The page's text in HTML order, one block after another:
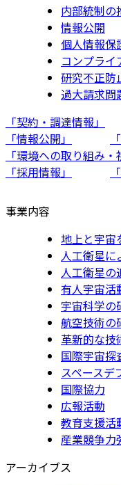
内部統制の
情報公開
個人情報保
コンプライ
研究不正防
過大請求問
「契約・調達情報」
「情報公開」
「環境への取り組み・
「採用情報」
事業内容
地上と宇宙
人工衛星に
人工衛星の
有人宇宙活
宇宙科学の
航空技術の
革新的な技
国際宇宙探
スペースデ
国際協力
広報活動
教育支援活
産業競争力
アーカイブス